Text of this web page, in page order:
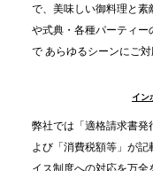
プレスリリースの
分”の時代へ。法
オードブル」が
プレスリリースの
納会ケータリン
で、美味しい御料理と
や式典・各種パーティー
で あらゆるシーンにご
イン
弊社では「適格請求書発
よび「消費税額等」が